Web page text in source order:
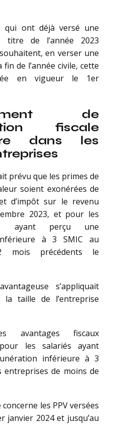
qui ont déjà versé une
de l’année 2023
en verser une
de l’année civile, cette
en vigueur le 1er
de
fiscale
dans les
prévu que les primes de
soient exonérées de
d’impôt sur le revenu
2023, et pour les
ayant perçu une
à 3 SMIC au
mois précédents le
s’appliquait
taille de l’entreprise
avantages fiscaux
pour les salariés ayant
inférieure à 3
entreprises de moins de
les PPV versées
janvier 2024 et jusqu’au